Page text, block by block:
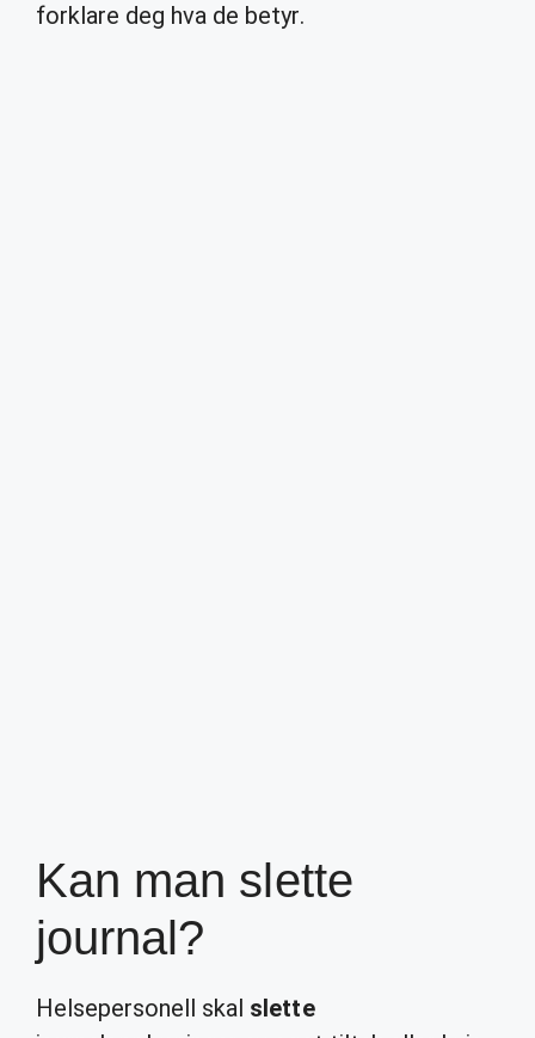
forklare deg hva de betyr.
Kan man slette
journal?
Helsepersonell skal slette